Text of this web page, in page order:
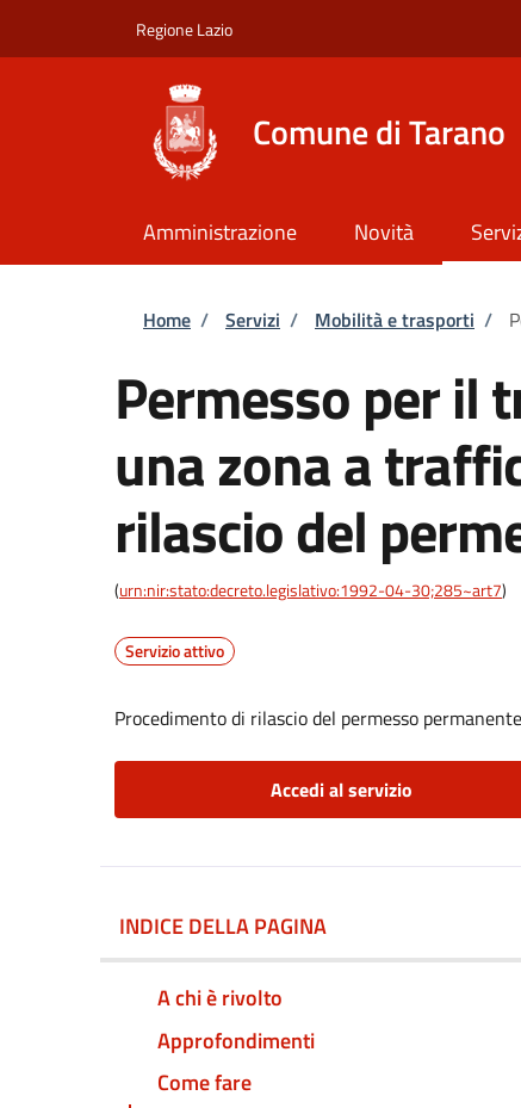
Regione Lazio
Comune di Tarano
Amministrazione Novità
Briciole di pane
Home / Servizi / Mobilità e trasporti /
Permesso per il
una zona a
rilascio del
(urn:nir:stato:decreto.legislativo:1992-04-30;285~art7)
Servizio attivo
Procedimento di rilascio del permesso permanente
Accedi al servizio
INDICE DELLA PAGINA
A chi è rivolto
Approfondimenti
Come fare